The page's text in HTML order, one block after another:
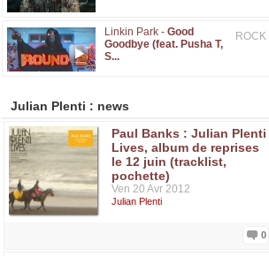
ROCK
Linkin Park - Good
Goodbye (feat. Pusha T,
S...
Julian Plenti : news
Paul Banks : Julian Plenti
Lives, album de reprises
le 12 juin (tracklist,
pochette)
Ven 20 Avr 2012
Julian Plenti
0